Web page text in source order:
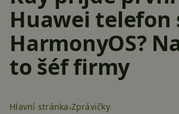
Huawei telefon
HarmonyOS?
to šéf firmy
Hlavní stránka Zprávičky